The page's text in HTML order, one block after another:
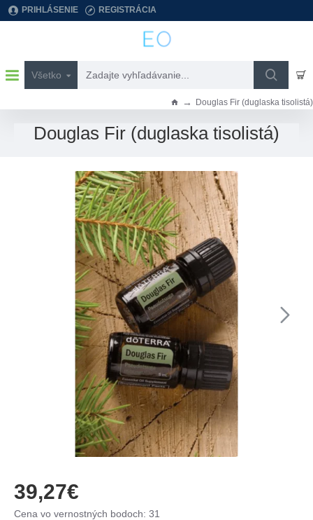
PRIHLÁSENIE REGISTRÁCIA
Všetko
Zadajte
Douglas Fir (duglaska tisolistá)
h
m
Douglas Fir (duglaska tisolistá)
39,27€
Cena vo vernostných bodoch: 31